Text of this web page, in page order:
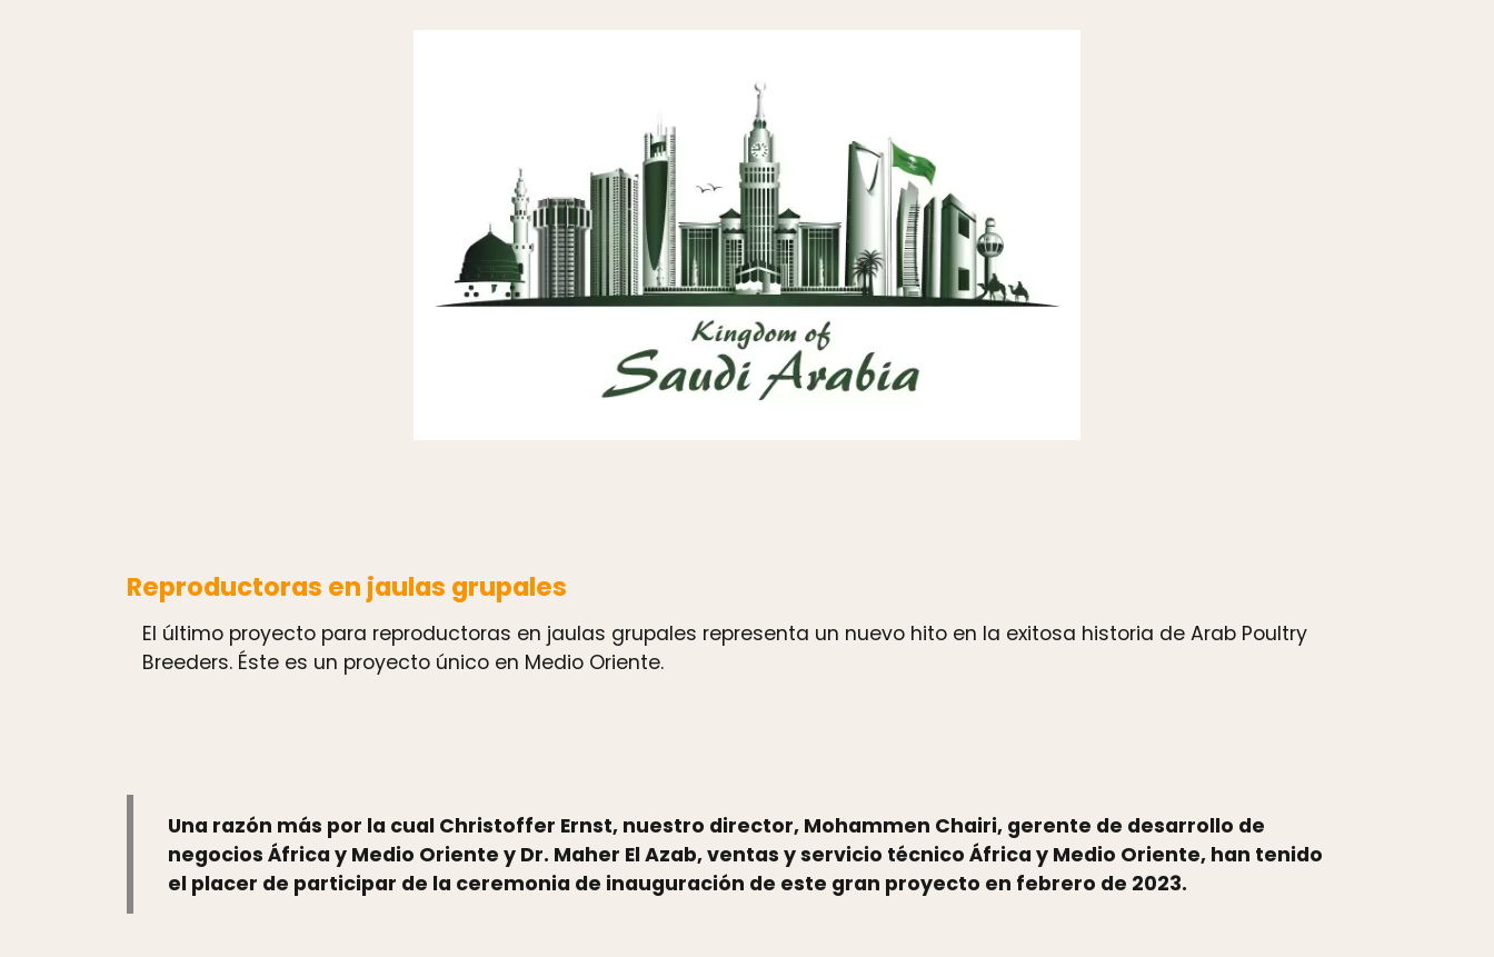
Reproductoras en jaulas grupales
El último proyecto para reproductoras en jaulas grupales representa un nuevo hito en la exitosa historia de Arab Poultry
Breeders. Éste es un proyecto único en Medio Oriente.
Una razón más por la cual Christoffer Ernst, nuestro director, Mohammen Chairi, gerente de desarrollo de
negocios África y Medio Oriente y Dr. Maher El Azab, ventas y servicio técnico África y Medio Oriente, han tenido
el placer de participar de la ceremonia de inauguración de este gran proyecto en febrero de 2023.